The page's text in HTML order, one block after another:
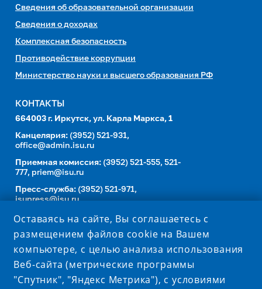
Сведения об образовательной организации
Сведения о доходах
Комплексная безопасность
Противодействие коррупции
Министерство науки и высшего образования РФ
КОНТАКТЫ
664003 г. Иркутск, ул. Карла Маркса, 1
Канцелярия: (3952) 521-931,
office@admin.isu.ru
Приемная комиссия: (3952) 521-555, 521-
777, priem@isu.ru
Пресс-служба: (3952) 521-971,
isupress@isu.ru
Телефонный справочник
Оставаясь на сайте, Вы соглашаетесь с
размещением файлов cookie на Вашем
компьютере, с целью анализа использования
Веб-сайта (метрические программы
"Спутник", "Яндекс Метрика"), с условиями